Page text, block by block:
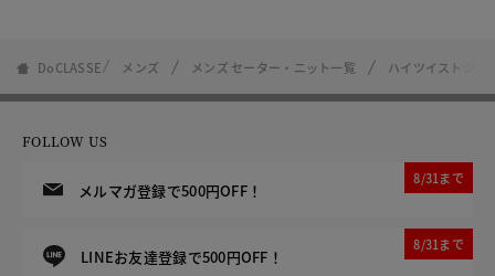
DoCLASSE メンズ メンズ セーター・ニット一覧 ハイツイストジャ
FOLLOW US
メルマガ登録で500円OFF！
8/31まで
LINEお友達登録で500円OFF！
8/31まで